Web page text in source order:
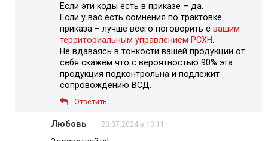
Если эти коды есть в приказе – да.
Если у вас есть сомнения по трактовке
приказа – лучше всего поговорить с вашим
территориальным управлением РСХН
Не вдаваясь в тонкости вашей продукции от
себя скажем что с вероятностью 90% эта
продукция подконтрольна и подлежит
сопровождению ВСД.
Ответить
Любовь 23.07.2024 в 13:11